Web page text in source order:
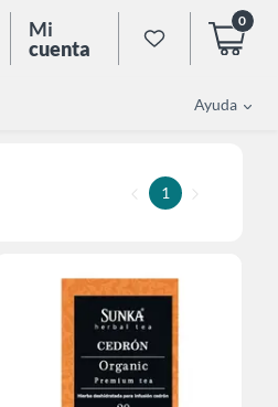
Mi
cuenta
0
Ayuda
1